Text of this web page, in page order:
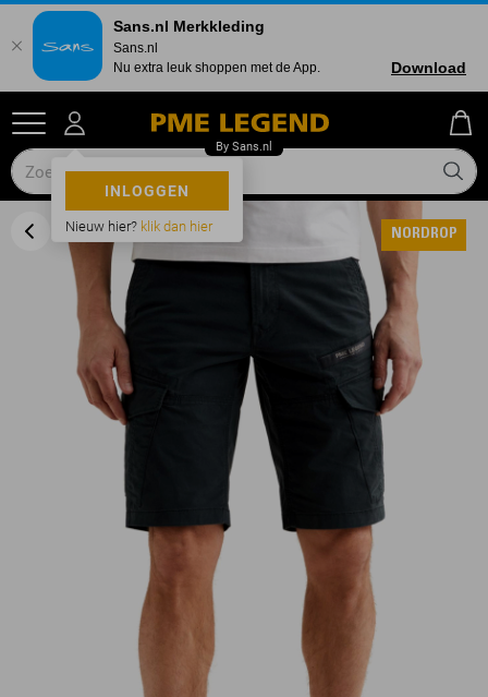
INLOGGEN
Nieuw hier? klik dan hier NORDROP
Sans.nl Merkkleding
Sans.nl
Nu extra leuk shoppen met de App.
Download